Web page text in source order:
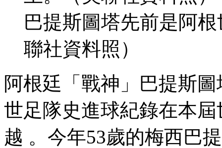
巴提斯圖塔先前是阿根
聯社資料照）
阿根廷「戰神」巴提斯圖
世足隊史進球紀錄在本
越 。今年53歲的梅西